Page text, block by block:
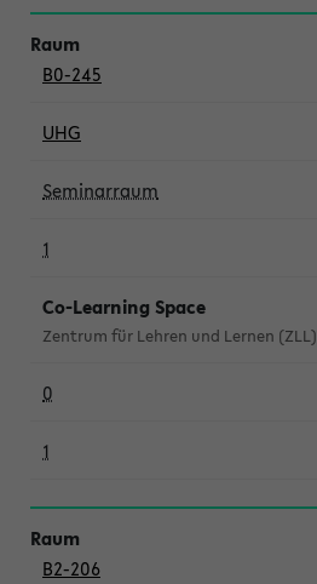
B0-245
UHG
Seminarraum
1
Co-Learning Space
Zentrum für Lehren und Lernen (ZLL)
0
1
B2-206